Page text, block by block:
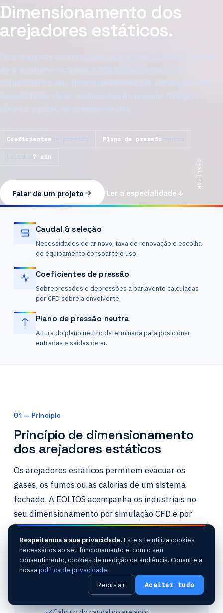
Dimensionamento dos
arejadores estáticos.
Os arejadores estáticos evacuam gases, fumos e calorias
de um volume fechado. A EOLIOS acompanha os
industriais no seu dimensionamento por simulação CFD:
necessidades de ar, coeficientes de pressão, tiragem
térmica e plano de pressão neutra.
Coeficientes de pressão Plano de pressão neutra
Leitura7 min
Falar de um projeto Ler a especialidade
DESLIZAR
Caudal & seleção
Necessidades de ar novo, taxa de renovação e escolha
do equipamento consoante o uso.
Coeficientes de pressão
Sobrepressões e depressões a barlavento calculadas
por CFD sobre a envolvente.
Plano de pressão neutra
Altura do plano neutro determinada para posicionar
entradas e saídas de ar.
01 — Princípio
Princípio de dimensionamento
dos arejadores estáticos
Os arejadores estáticos permitem evacuar os
gases, os fumos ou as calorias de um sistema
fechado. A EOLIOS acompanha os industriais no
seu dimensionamento por simulação CFD e por
cálculo.
DIMENSIONAR
Seleção do equipamento consoante o uso
Entradas de ar consoante as condições do
Respeitamos a sua privacidade. Este site utiliza cookies
necessários ao seu funcionamento e, com o seu
consentimento, cookies de medição de audiência. Consulte a
nossapolítica de privacidade.
Recusar Aceitar tudo